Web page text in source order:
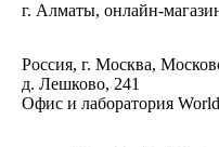
г. Алматы, онлайн-
Россия, г. Москва,
д. Лешково, 241
Офис и лаборатория